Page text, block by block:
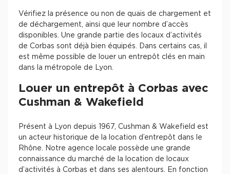
Vérifiez la présence ou non de quais de chargement et
de déchargement, ainsi que leur nombre d’accès
disponibles. Une grande partie des locaux d’activités
de Corbas sont déjà bien équipés. Dans certains cas, il
est même possible de louer un entrepôt clés en main
dans la métropole de Lyon.
Louer un entrepôt à Corbas avec
Cushman & Wakefield
Présent à Lyon depuis 1967, Cushman & Wakefield est
un acteur historique de la location d’entrepôt dans le
Rhône. Notre agence locale possède une grande
connaissance du marché de la location de locaux
d’activités à Corbas et dans ses alentours. En fonction